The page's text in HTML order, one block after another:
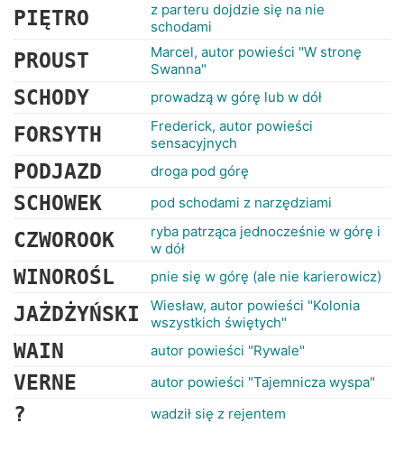
PIĘTRO
z parteru dojdzie się na nie
schodami
PROUST
Marcel, autor powieści "W stronę
Swanna"
SCHODY prowadzą w górę lub w dół
FORSYTH
Frederick, autor powieści
sensacyjnych
PODJAZD droga pod górę
SCHOWEK pod schodami z narzędziami
CZWOROOK
ryba patrząca jednocześnie w górę i
w dół
WINOROŚL pnie się w górę (ale nie karierowicz)
JAŻDŻYŃSKI
Wiesław, autor powieści "Kolonia
wszystkich świętych"
WAIN autor powieści "Rywale"
VERNE autor powieści "Tajemnicza wyspa"
? wadził się z rejentem